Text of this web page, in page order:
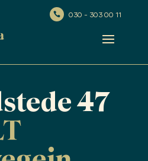
 030 - 303 00 11
47